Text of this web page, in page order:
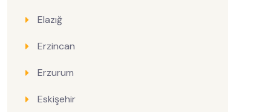
Elazığ
Erzincan
Erzurum
Eskişehir